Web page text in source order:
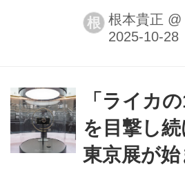
カとしては初とな
ルである。
根 根本貴正 @
「ライカ
を目撃し続
東京展が始